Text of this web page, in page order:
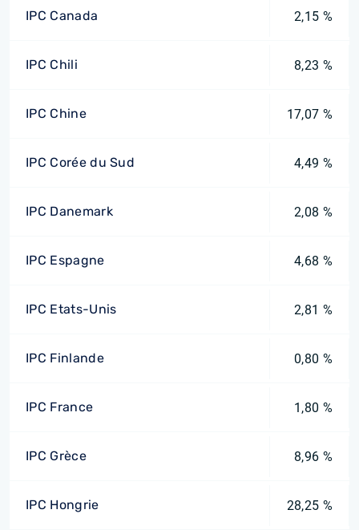
IPC Canada 2,15 %
IPC Chili 8,23 %
IPC Chine 17,07 %
IPC Corée du Sud 4,49 %
IPC Danemark 2,08 %
IPC Espagne 4,68 %
IPC Etats-Unis 2,81 %
IPC Finlande 0,80 %
IPC France 1,80 %
IPC Grèce 8,96 %
IPC Hongrie 28,25 %